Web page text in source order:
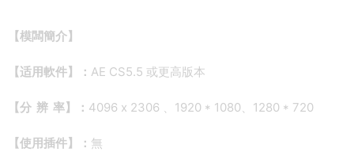
【模闆簡介】
【适用軟件】： AE CS5.5 或更高版本
【分 辨 率】： 4096 x 2306 、1920 * 1080、1280 * 720
【使用插件】： 無